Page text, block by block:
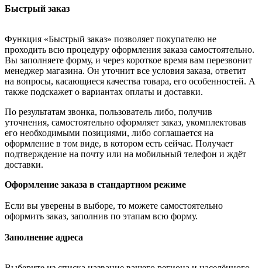
Быстрый заказ
Функция «Быстрый заказ» позволяет покупателю не
проходить всю процедуру оформления заказа самостоятельно.
Вы заполняете форму, и через короткое время вам перезвонит
менеджер магазина. Он уточнит все условия заказа, ответит
на вопросы, касающиеся качества товара, его особенностей. А
также подскажет о вариантах оплаты и доставки.
По результатам звонка, пользователь либо, получив
уточнения, самостоятельно оформляет заказ, укомплектовав
его необходимыми позициями, либо соглашается на
оформление в том виде, в котором есть сейчас. Получает
подтверждение на почту или на мобильный телефон и ждёт
доставки.
Оформление заказа в стандартном режиме
Если вы уверены в выборе, то можете самостоятельно
оформить заказ, заполнив по этапам всю форму.
Заполнение адреса